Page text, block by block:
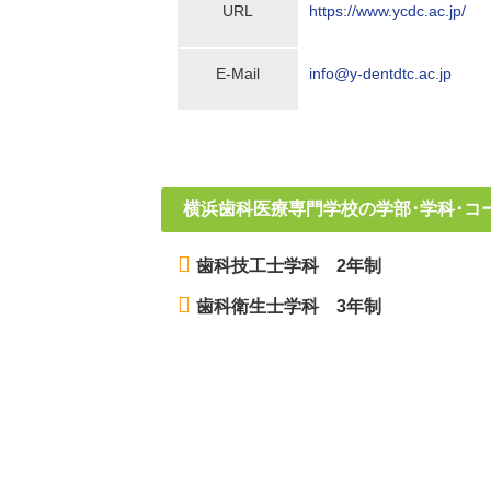
URL https://www.ycdc.ac.jp/
E-Mail info@y-dentdtc.ac.jp
横浜歯科医療専門学校の学部･学科･コ
歯科技工士学科 2年制
歯科衛生士学科 3年制